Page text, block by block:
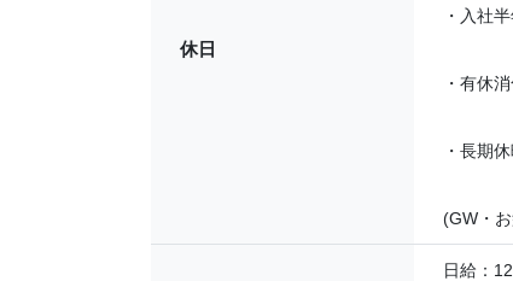
休日
・入社
・有休
・長期
(GW・お
日給：